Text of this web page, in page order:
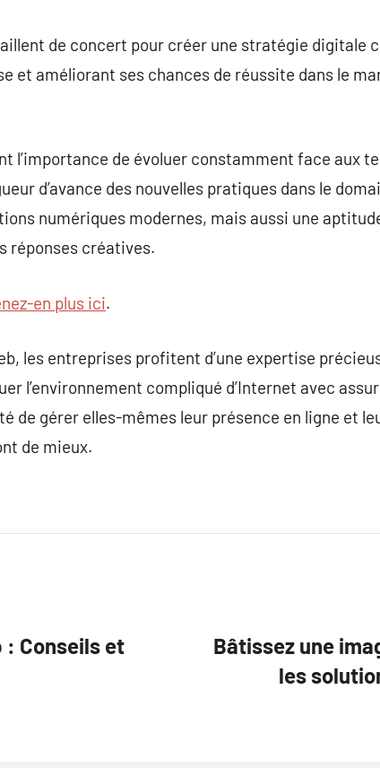
de concert pour créer une stratégie digitale
et améliorant ses chances de réussite dans le
l’importance de évoluer constamment face aux
d’avance des nouvelles pratiques dans le
numériques modernes, mais aussi une
réponses créatives.
en plus ici.
les entreprises profitent d’une expertise
l’environnement compliqué d’Internet avec
de gérer elles-mêmes leur présence en ligne et
de mieux.
: Conseils et
Bâtissez une
les